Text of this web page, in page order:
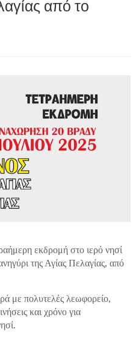
από το
εκδρομή στο ιερό νησί
της Αγίας Πελαγίας, από
με πολυτελές λεωφορείο,
και χρόνο για